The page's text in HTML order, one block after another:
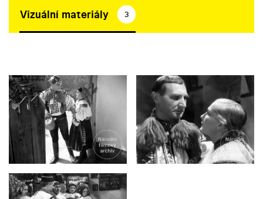
Vizuální materiály 3